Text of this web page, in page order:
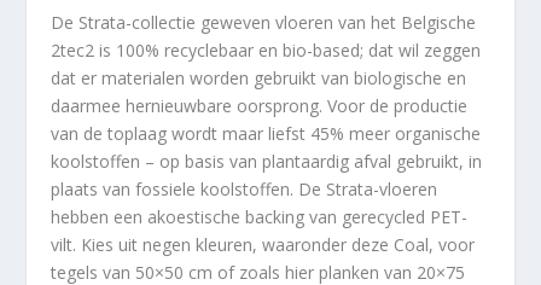
De Strata-collectie geweven vloeren van het Belgische
2tec2 is 100% recyclebaar en bio-based; dat wil zeggen
dat er materialen worden gebruikt van biologische en
daarmee hernieuwbare oorsprong. Voor de productie
van de toplaag wordt maar liefst 45% meer organische
koolstoffen – op basis van plantaardig afval gebruikt, in
plaats van fossiele koolstoffen. De Strata-vloeren
hebben een akoestische backing van gerecycled PET-
vilt. Kies uit negen kleuren, waaronder deze Coal, voor
tegels van 50×50 cm of zoals hier planken van 20×75